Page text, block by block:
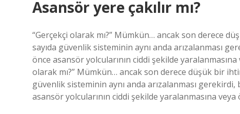
Asansör yere çakılır mı?
“Gerçekçi olarak mı?” Mümkün… ancak son derece
sayıda güvenlik sisteminin aynı anda arızalanması
önce asansör yolcularının ciddi şekilde
olarak mı?” Mümkün… ancak son derece düşük bir
güvenlik sisteminin aynı anda arızalanması
asansör yolcularının ciddi şekilde yaralanmasına